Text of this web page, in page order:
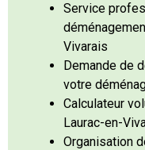
Service
Vivarais
Demande de
votre
Calculateur
Laurac-en-
Organisation